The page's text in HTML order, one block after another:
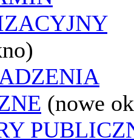
(nowe